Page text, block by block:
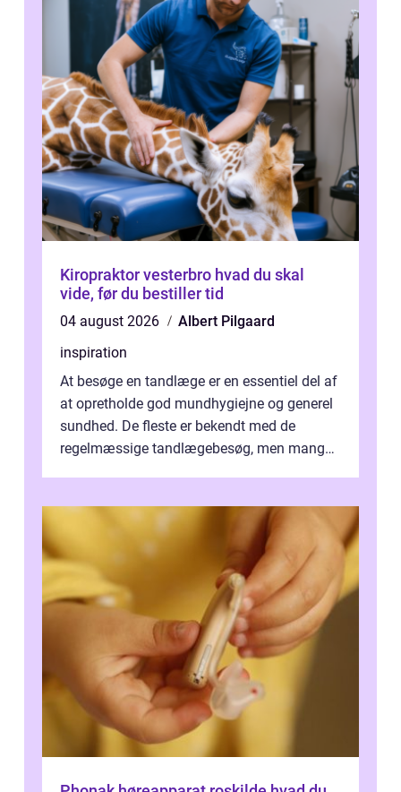
Kiropraktor vesterbro hvad du skal
vide, før du bestiller tid
04 august 2026
Albert Pilgaard
inspiration
At besøge en tandlæge er en essentiel del af
at opretholde god mundhygiejne og generel
sundhed. De fleste er bekendt med de
regelmæssige tandlægebesøg, men mange